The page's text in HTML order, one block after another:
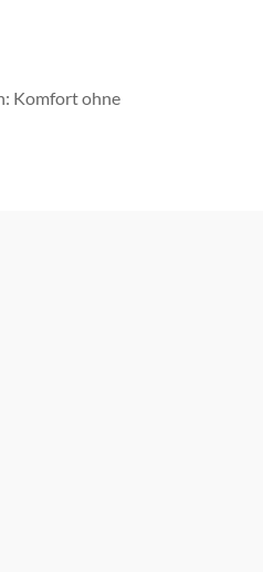
Komfort ohne